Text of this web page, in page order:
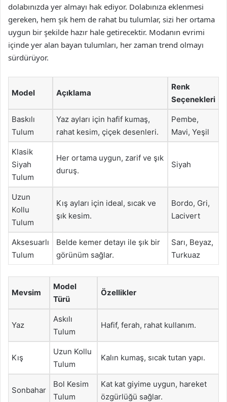
dolabınızda yer almayı hak ediyor. Dolabınıza eklenmesi
gereken, hem şık hem de rahat bu tulumlar, sizi her ortama
uygun bir şekilde hazır hale getirecektir. Modanın evrimi
içinde yer alan bayan tulumları, her zaman trend olmayı
sürdürüyor.
Model Açıklama
Renk
Seçenekleri
Baskılı
Tulum
Yaz ayları için hafif kumaş,
rahat kesim, çiçek desenleri.
Pembe,
Mavi, Yeşil
Klasik
Siyah
Tulum
Her ortama uygun, zarif ve şık
duruş.
Siyah
Uzun
Kollu
Tulum
Kış ayları için ideal, sıcak ve
şık kesim.
Bordo, Gri,
Lacivert
Aksesuarlı
Tulum
Belde kemer detayı ile şık bir
görünüm sağlar.
Sarı, Beyaz,
Turkuaz
Mevsim
Model
Türü
Özellikler
Yaz
Askılı
Tulum
Hafif, ferah, rahat kullanım.
Kış
Uzun Kollu
Tulum
Kalın kumaş, sıcak tutan yapı.
Sonbahar
Bol Kesim
Tulum
Kat kat giyime uygun, hareket
özgürlüğü sağlar.